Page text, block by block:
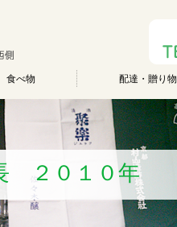
食べ物 配達・贈り物
２０１０年